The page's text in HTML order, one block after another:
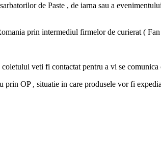
de Paste , de iarna sau a
prin intermediul firmelor de curierat (
veti fi contactat pentru a vi se comunica
prin OP , situatie in care produsele vor fi